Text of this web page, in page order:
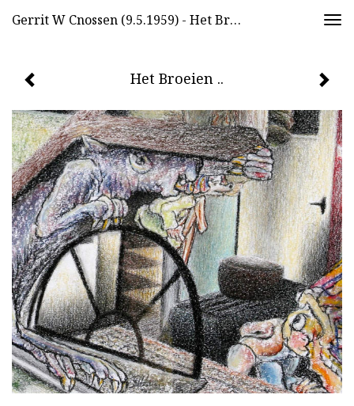
Gerrit W Cnossen (9.5.1959) - Het Broeien ..
Het Broeien ..